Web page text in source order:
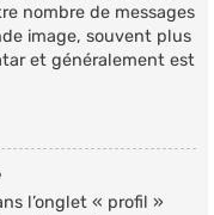
nombre de messages
image, souvent plus
et généralement est
l’onglet « profil »